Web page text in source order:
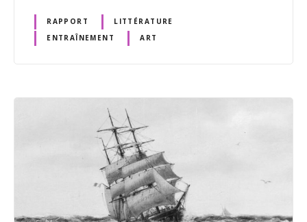
RAPPORT
LITTÉRATURE
ENTRAÎNEMENT
ART